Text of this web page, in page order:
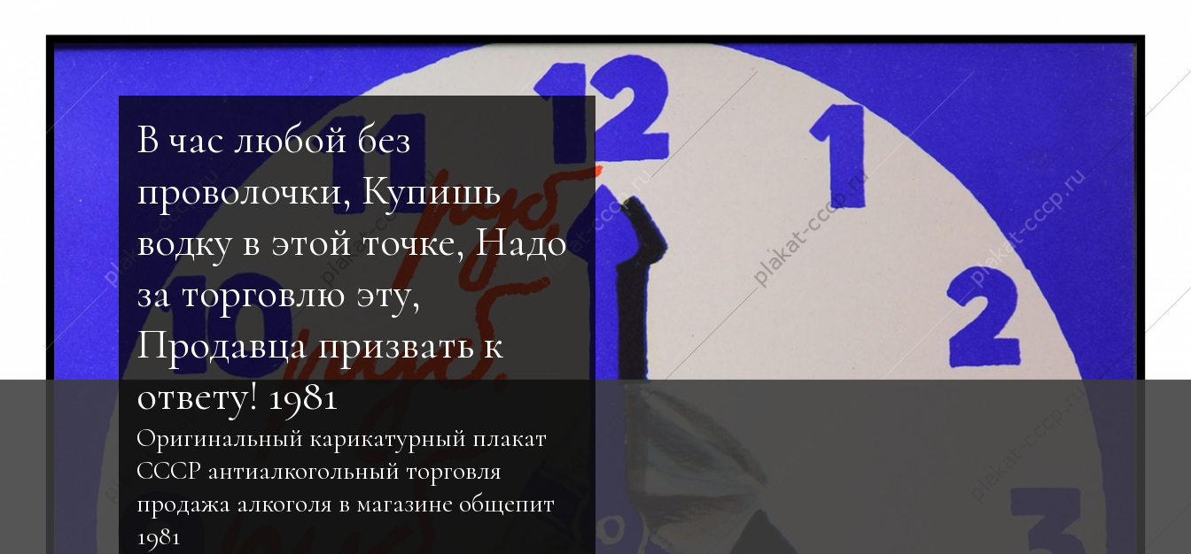
В час любой без
проволочки, Купишь
водку в этой точке, Надо
за торговлю эту,
Продавца призвать к
ответу! 1981
Оригинальный карикатурный плакат
СССР антиалкогольный торговля
продажа алкоголя в магазине общепит
1981